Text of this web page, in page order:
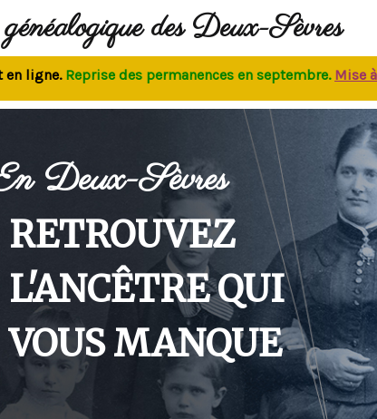
des Deux-Sèvres
Reprise des permanences en septembre.Mise à
Deux-Sèvres
RETROUVEZ
L'ANCÊTRE QUI
VOUS MANQUE